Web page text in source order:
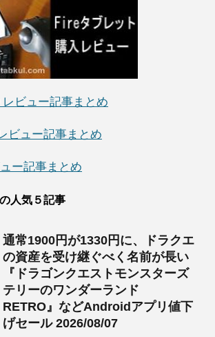
レビュー記事まとめ
ビュー記事まとめ
ー記事まとめ
人気５記事
通常1900円が1330円に、ドラクエ
の資産を受け継ぐべく名前が長い
『ドラゴンクエストモンスターズ
テリーのワンダーランド
RETRO』などAndroidアプリ値下
げセール 2026/08/07